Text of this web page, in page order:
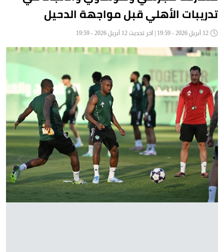
تدريبات الأهلي قبل مواجهة الدحيل